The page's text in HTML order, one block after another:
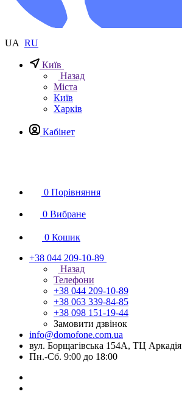
UA RU
Київ
Назад
Міста
Київ
Харків
Кабінет
0 Порівняння
0 Вибране
0 Кошик
+38 044 209-10-89
Назад
Телефони
+38 044 209-10-89
+38 063 339-84-85
+38 098 151-19-44
Замовити дзвінок
info@domofone.com.ua
вул. Борщагівська 154А, ТЦ Аркадія
Пн.-Сб. 9:00 до 18:00